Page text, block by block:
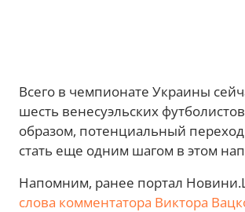
Всего в чемпионате Украины
шесть венесуэльских
образом, потенциальный
стать еще одним шагом в этом
Напомним, ранее портал
слова комментатора Виктора